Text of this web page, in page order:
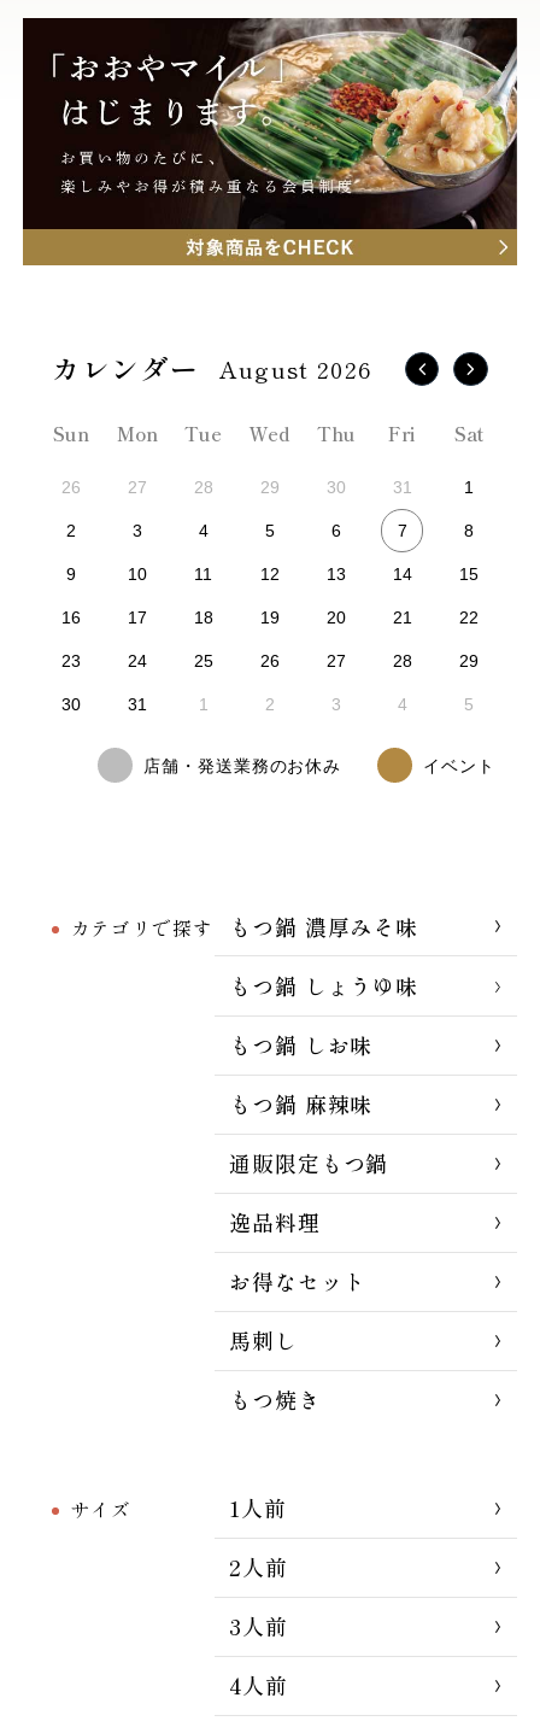
カテゴリで探す
もつ鍋 濃厚みそ味
もつ鍋 しょうゆ味
もつ鍋 しお味
もつ鍋 麻辣味
通販限定もつ鍋
逸品料理
お得なセット
馬刺し
もつ焼き
サイズ
1人前
2人前
3人前
4人前
August 2026
Sun Mon Tue Wed Thu Fri Sat
26 27 28 29 30 31 1
2 3 4 5 6 7 8
9 10 11 12 13 14 15
16 17 18 19 20 21 22
23 24 25 26 27 28 29
30 31 1 2 3 4 5
店舗・発送業務のお休み イベント